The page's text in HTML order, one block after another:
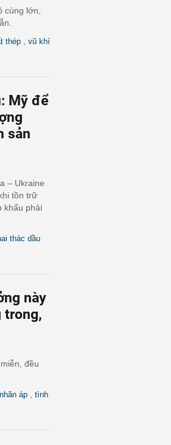
cùng lớn,
thép
vũ khí
Mỹ để
sản
– Ukraine
tồn trữ
khẩu phải
thác dầu
này
trong,
đều
áp
tình